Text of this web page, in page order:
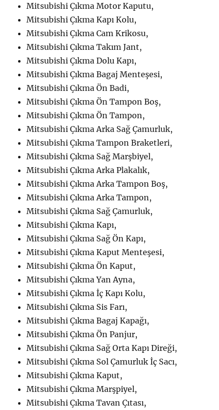
Mitsubishi Çıkma Motor Kaputu,
Mitsubishi Çıkma Kapı Kolu,
Mitsubishi Çıkma Cam Krikosu,
Mitsubishi Çıkma Takım Jant,
Mitsubishi Çıkma Dolu Kapı,
Mitsubishi Çıkma Bagaj Menteşesi,
Mitsubishi Çıkma Ön Badi,
Mitsubishi Çıkma Ön Tampon Boş,
Mitsubishi Çıkma Ön Tampon,
Mitsubishi Çıkma Arka Sağ Çamurluk,
Mitsubishi Çıkma Tampon Braketleri,
Mitsubishi Çıkma Sağ Marşbiyel,
Mitsubishi Çıkma Arka Plakalık,
Mitsubishi Çıkma Arka Tampon Boş,
Mitsubishi Çıkma Arka Tampon,
Mitsubishi Çıkma Sağ Çamurluk,
Mitsubishi Çıkma Kapı,
Mitsubishi Çıkma Sağ Ön Kapı,
Mitsubishi Çıkma Kaput Menteşesi,
Mitsubishi Çıkma Ön Kaput,
Mitsubishi Çıkma Yan Ayna,
Mitsubishi Çıkma İç Kapı Kolu,
Mitsubishi Çıkma Sis Farı,
Mitsubishi Çıkma Bagaj Kapağı,
Mitsubishi Çıkma Ön Panjur,
Mitsubishi Çıkma Sağ Orta Kapı Direği,
Mitsubishi Çıkma Sol Çamurluk İç Sacı,
Mitsubishi Çıkma Kaput,
Mitsubishi Çıkma Marşpiyel,
Mitsubishi Çıkma Tavan Çıtası,